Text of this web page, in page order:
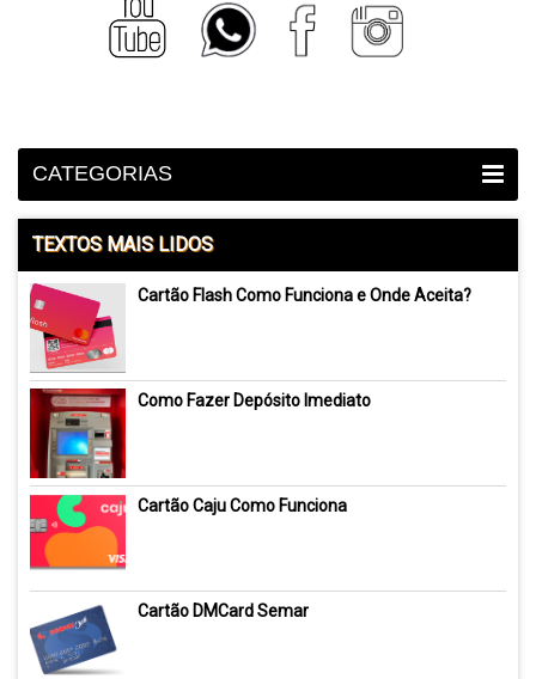
CATEGORIAS
TEXTOS MAIS LIDOS
Cartão Flash Como Funciona e Onde Aceita?
Como Fazer Depósito Imediato
Cartão Caju Como Funciona
Cartão DMCard Semar